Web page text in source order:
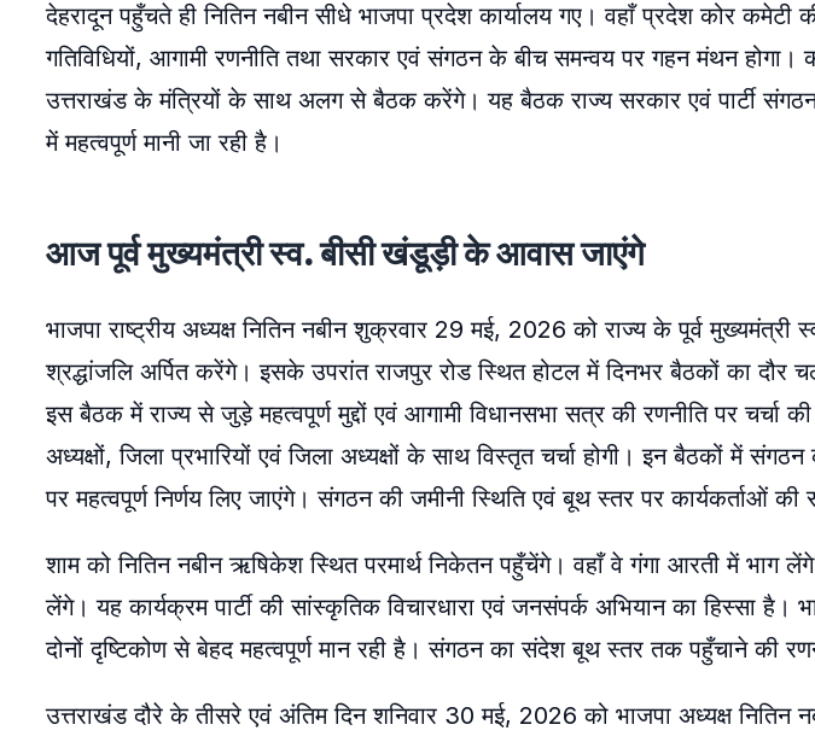
देहरादून पहुँचते ही नितिन नबीन सीधे भाजपा प्रदेश कार्यालय गए। वहाँ प्रदेश कोर
गतिविधियों, आगामी रणनीति तथा सरकार एवं संगठन के बीच समन्वय पर गहन मंथन
उत्तराखंड के मंत्रियों के साथ अलग से बैठक करेंगे। यह बैठक राज्य सरकार एवं पार्टी
में महत्वपूर्ण मानी जा रही है।
आज पूर्व मुख्यमंत्री स्व. बीसी खंडूड़ी के आवास जाएंगे
भाजपा राष्ट्रीय अध्यक्ष नितिन नबीन शुक्रवार 29 मई, 2026 को राज्य के पूर्व
श्रद्धांजलि अर्पित करेंगे। इसके उपरांत राजपुर रोड स्थित होटल में दिनभर बैठकों का दौर
इस बैठक में राज्य से जुड़े महत्वपूर्ण मुद्दों एवं आगामी विधानसभा सत्र की रणनीति पर चर्चा की
अध्यक्षों, जिला प्रभारियों एवं जिला अध्यक्षों के साथ विस्तृत चर्चा होगी। इन बैठकों में
पर महत्वपूर्ण निर्णय लिए जाएंगे। संगठन की जमीनी स्थिति एवं बूथ स्तर पर कार्यकर्ताओं की
शाम को नितिन नबीन ऋषिकेश स्थित परमार्थ निकेतन पहुँचेंगे। वहाँ वे गंगा आरती में भाग
लेंगे। यह कार्यक्रम पार्टी की सांस्कृतिक विचारधारा एवं जनसंपर्क अभियान का हिस्सा
दोनों दृष्टिकोण से बेहद महत्वपूर्ण मान रही है। संगठन का संदेश बूथ स्तर तक पहुँचाने की
उत्तराखंड दौरे के तीसरे एवं अंतिम दिन शनिवार 30 मई, 2026 को भाजपा अध्यक्ष नितिन